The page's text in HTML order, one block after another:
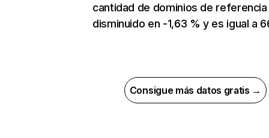
cantidad de dominios de referencia
disminuido en -1,63 % y es igual a
Consigue más datos gratis →